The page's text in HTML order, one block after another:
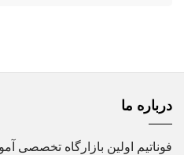
درباره ما
فوناتیم اولین بازارگاه تخصصی